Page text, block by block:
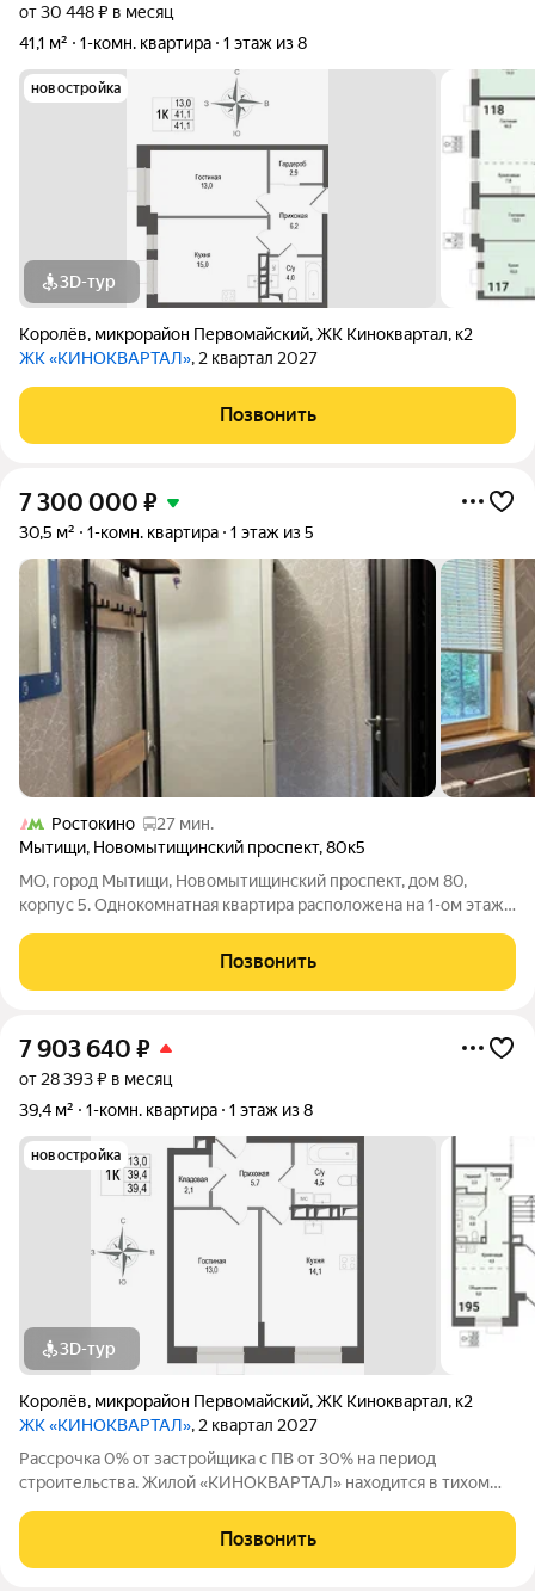
от 30 448 ₽ в месяц
41,1 м²
1-комн. квартира 1 этаж из 8
новостройка
3D-тур
Королёв, микрорайон Первомайский,ЖК Киноквартал, к2
ЖК «КИНОКВАРТАЛ», 2 квартал 2027
Позвонить
7 300 000 ₽
30,5 м² 1-комн. квартира 1 этаж из 5
Ростокино
27 мин.
Мытищи, Новомытищинский проспект,80к5
МО, город Мытищи, Новомытищинский проспект, дом 80,
корпус 5. Однокомнатная квартира расположена на 1-ом этаже
квартиры: 30,5 кв. м., жилая площадь: 18,9 кв. м., площадь кухни:
6,0 кв. м..
Позвонить
7 903 640 ₽
от 28 393 ₽ в месяц
39,4 м²
1-комн. квартира 1 этаж из 8
новостройка
3D-тур
Королёв, микрорайон Первомайский,ЖК Киноквартал, к2
ЖК «КИНОКВАРТАЛ», 2 квартал 2027
Рассрочка 0% от застройщика с ПВ от 30% на период
строительства. Жилой «КИНОКВАРТАЛ» находится в тихом
этажность, секции от 4 до 8 этажей, все оснащены лифтом.
Авторская архитектура,
Позвонить